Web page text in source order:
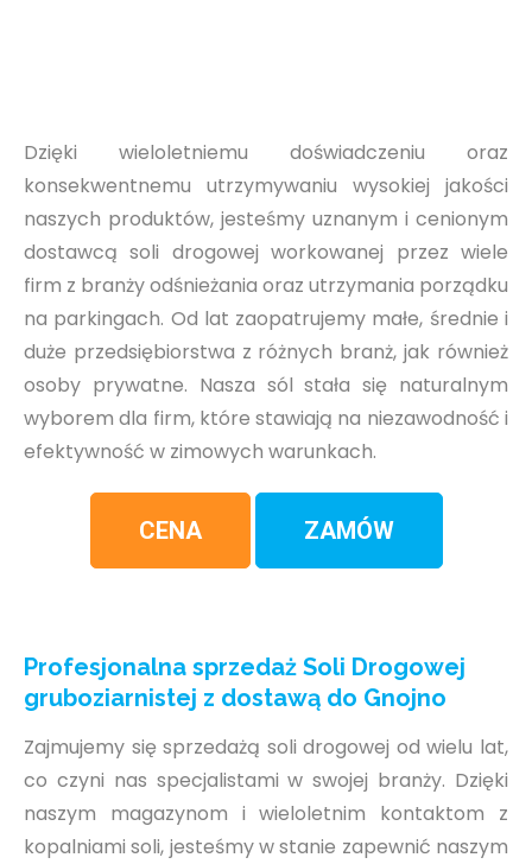
Dzięki wieloletniemu doświadczeniu oraz
konsekwentnemu utrzymywaniu wysokiej jakości
naszych produktów, jesteśmy uznanym i cenionym
dostawcą soli drogowej workowanej przez wiele
firm z branży odśnieżania oraz utrzymania porządku
na parkingach. Od lat zaopatrujemy małe, średnie i
duże przedsiębiorstwa z różnych branż, jak również
osoby prywatne. Nasza sól stała się naturalnym
wyborem dla firm, które stawiają na niezawodność i
efektywność w zimowych warunkach.
CENA ZAMÓW
Profesjonalna sprzedaż Soli Drogowej
gruboziarnistej z dostawą do Gnojno
Zajmujemy się sprzedażą soli drogowej od wielu lat,
co czyni nas specjalistami w swojej branży. Dzięki
naszym magazynom i wieloletnim kontaktom z
kopalniami soli, jesteśmy w stanie zapewnić naszym